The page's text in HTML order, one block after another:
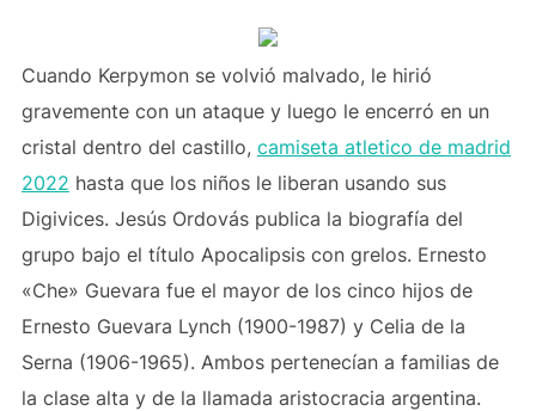
Cuando Kerpymon se volvió malvado, le hirió
gravemente con un ataque y luego le encerró en un
cristal dentro del castillo, camiseta atletico de madrid
2022 hasta que los niños le liberan usando sus
Digivices. Jesús Ordovás publica la biografía del
grupo bajo el título Apocalipsis con grelos. Ernesto
«Che» Guevara fue el mayor de los cinco hijos de
Ernesto Guevara Lynch (1900-1987) y Celia de la
Serna (1906-1965). Ambos pertenecían a familias de
la clase alta y de la llamada aristocracia argentina.